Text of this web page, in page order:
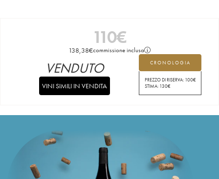
110€
138,38€commissione inclusa
CRONOLOGIA
PREZZO DI RISERVA: 100€
STIMA: 130€
VENDUTO
VINI SIMILI IN VENDITA